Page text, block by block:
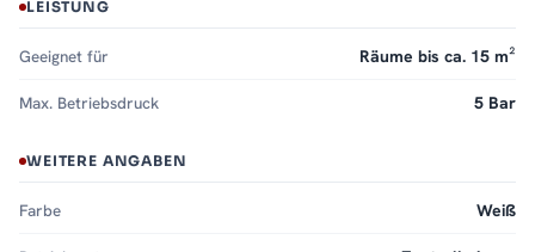
LEISTUNG
Geeignet für Räume bis ca. 15 m²
Max. Betriebsdruck 5 Bar
WEITERE ANGABEN
Farbe Weiß